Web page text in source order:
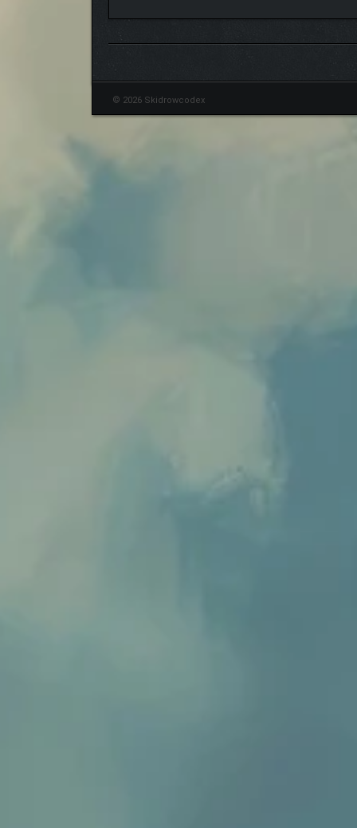
© 2026 Skidrowcodex